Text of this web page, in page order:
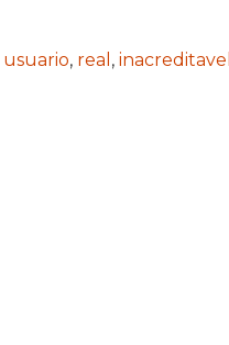
usuario, real , inacreditavel